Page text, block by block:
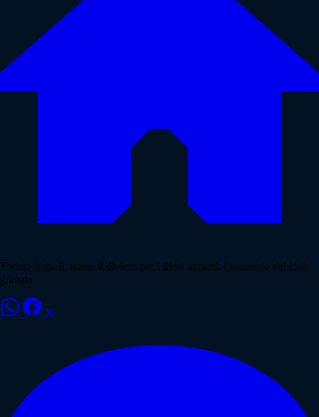
Torino-Napoli, scatta il divieto per i tifosi azzurri: l'annuncio del club
granata